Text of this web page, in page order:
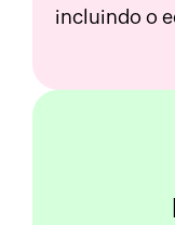
incluindo o